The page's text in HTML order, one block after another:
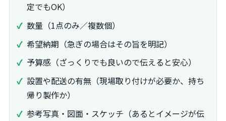
定でもOK）
数量（1点のみ／複数個）
希望納期（急ぎの場合はその旨を明記）
予算感（ざっくりでも良いので伝えると安心）
設置や配送の有無（現場取り付けが必要か、持ち
帰り製作か）
参考写真・図面・スケッチ（あるとイメージが伝